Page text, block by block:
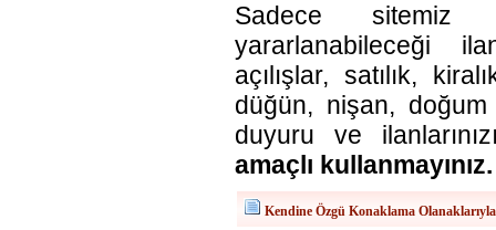
Sadece sitemiz
yararlanabileceği
açılışlar, satılık,
düğün, nişan,
duyuru ve
amaçlı kullanmayınız.
Kendine Özgü Konaklama